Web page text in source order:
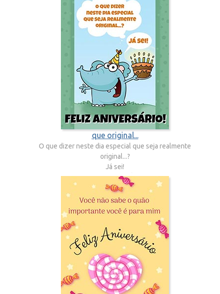
que original...
O que dizer neste dia especial que seja realmente
original...?
Já sei!
FELIZ ANIVERSÁRIO!